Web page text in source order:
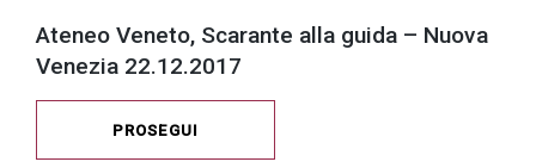
Ateneo Veneto, Scarante alla guida – Nuova
Venezia 22.12.2017
PROSEGUI